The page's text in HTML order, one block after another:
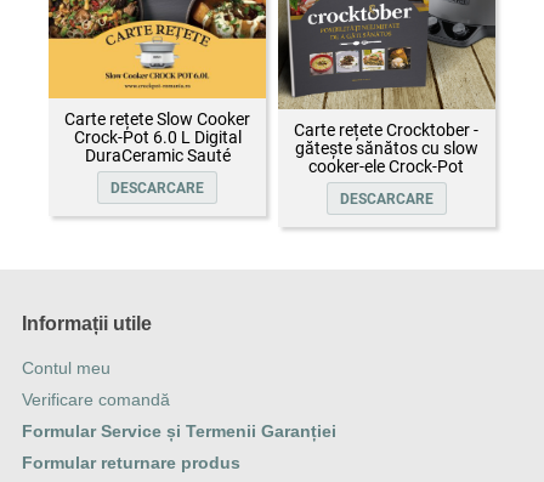
Carte rețete Slow Cooker
Crock-Pot 6.0 L Digital
DuraCeramic Sauté
DESCARCARE
Carte rețete Crocktober -
gătește sănătos cu slow
cooker-ele Crock-Pot
DESCARCARE
Informații utile
Contul meu
Verificare comandă
Formular Service și Termenii Garanției
Formular returnare produs